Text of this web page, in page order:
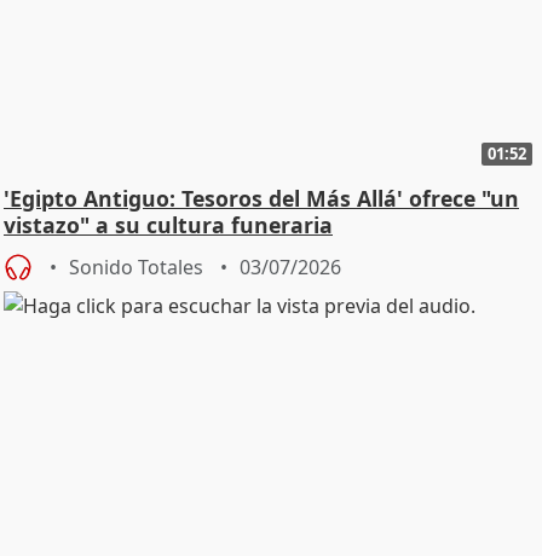
01:52
'Egipto Antiguo: Tesoros del Más Allá' ofrece "un
vistazo" a su cultura funeraria
Sonido Totales 03/07/2026